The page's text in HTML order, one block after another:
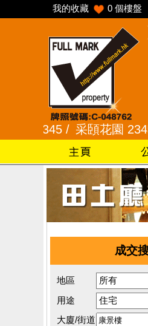
我的收藏 0 個樓盤
2345 /采頣花園 2345
成交
地區
用途
大廈/街道